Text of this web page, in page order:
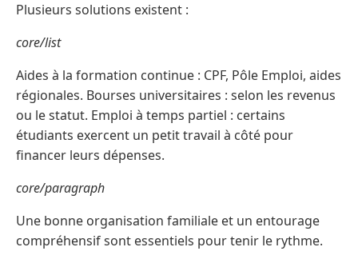
Plusieurs solutions existent :
core/list
Aides à la formation continue : CPF, Pôle Emploi, aides
régionales. Bourses universitaires : selon les revenus
ou le statut. Emploi à temps partiel : certains
étudiants exercent un petit travail à côté pour
financer leurs dépenses.
core/paragraph
Une bonne organisation familiale et un entourage
compréhensif sont essentiels pour tenir le rythme.